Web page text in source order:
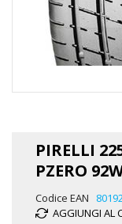
PIRELLI
PZERO
Codice EAN
AGGIUNGI AL
galleria
immagini